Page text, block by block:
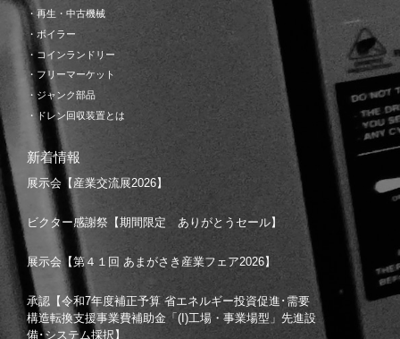
・再生・中古機械
・ボイラー
・コインランドリー
・フリーマーケット
・ジャンク部品
・ドレン回収装置とは
新着情報
展示会【産業交流展2026】
ビクター感謝祭【期間限定 ありがとうセール】
展示会【第４１回 あまがさき産業フェア2026】
承認【令和7年度補正予算 省エネルギー投資促進･需要
構造転換支援事業費補助金「(I)工場・事業場型」先進設
備･システム採択】